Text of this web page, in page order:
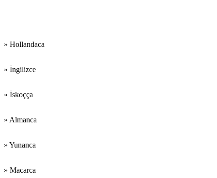
» Hollandaca
» İngilizce
» İskoçça
» Almanca
» Yunanca
» Macarca